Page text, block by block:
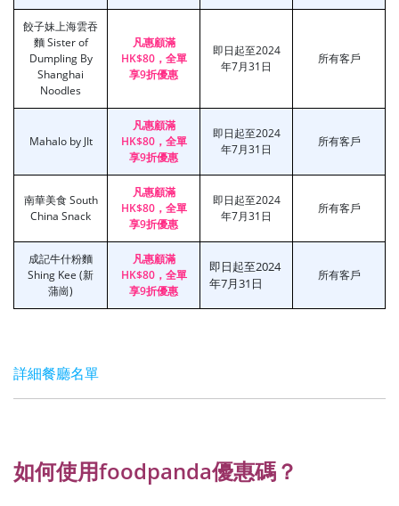
餃子妹上海雲吞
麵 Sister of
Dumpling By
Shanghai
Noodles
凡惠顧滿
HK$80，全單
享9折優惠
即日起至2024
年7月31日
所有客戶
Mahalo by JIt
凡惠顧滿
HK$80，全單
享9折優惠
即日起至2024
年7月31日
所有客戶
南華美食 South
China Snack
凡惠顧滿
HK$80，全單
享9折優惠
即日起至2024
年7月31日
所有客戶
成記牛什粉麵
Shing Kee (新
蒲崗)
凡惠顧滿
HK$80，全單
享9折優惠
即日起至2024
年7月31日
所有客戶
詳細餐廳名單
如何使用foodpanda優惠碼？